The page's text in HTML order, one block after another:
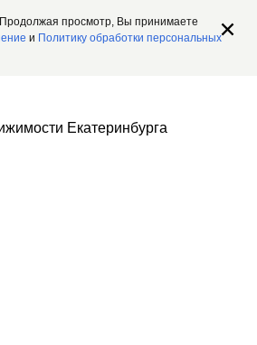
просмотр, Вы принимаете
и Политику обработки персональных
Екатеринбурга